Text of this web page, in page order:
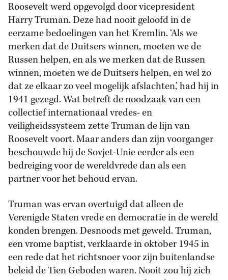
Roosevelt werd opgevolgd door vicepresident
Harry Truman. Deze had nooit geloofd in de
eerzame bedoelingen van het Kremlin. ‘Als we
merken dat de Duitsers winnen, moeten we de
Russen helpen, en als we merken dat de Russen
winnen, moeten we de Duitsers helpen, en wel zo
dat ze elkaar zo veel mogelijk afslachten,’ had hij in
1941 gezegd. Wat betreft de noodzaak van een
collectief internationaal vredes- en
veiligheidssysteem zette Truman de lijn van
Roosevelt voort. Maar anders dan zijn voorganger
beschouwde hij de Sovjet-Unie eerder als een
bedreiging voor de wereldvrede dan als een
partner voor het behoud ervan.
Truman was ervan overtuigd dat alleen de
Verenigde Staten vrede en democratie in de wereld
konden brengen. Desnoods met geweld. Truman,
een vrome baptist, verklaarde in oktober 1945 in
een rede dat het richtsnoer voor zijn buitenlandse
beleid de Tien Geboden waren. Nooit zou hij zich